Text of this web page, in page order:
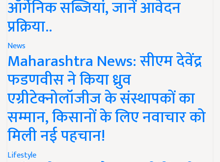
ऑर्गेनिक सब्जियां, जानें आवेदन
प्रक्रिया..
News
Maharashtra News: सीएम देवेंद्र
फडणवीस ने किया ध्रुव
एग्रीटेक्नोलॉजीज के संस्थापकों का
सम्मान, किसानों के लिए नवाचार को
मिली नई पहचान!
Lifestyle